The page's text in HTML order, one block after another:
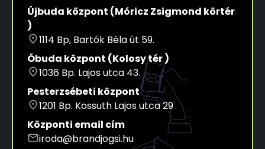
Újbuda központ (Móricz Zsigmond körtér
)
place1114 Bp, Bartók Béla út 59.
Óbuda központ (Kolosy tér )
place1036 Bp. Lajos utca 43.
Pesterzsébeti központ
place1201 Bp. Kossuth Lajos utca 29
Központi email cím
mailiroda@brandjogsi.hu